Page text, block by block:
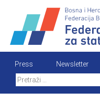
content
Press Newsletter